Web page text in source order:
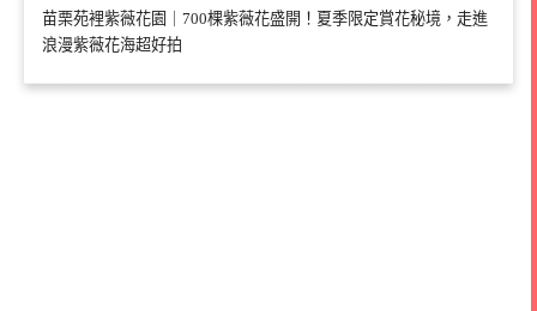
苗栗苑裡紫薇花園｜700棵紫薇花盛開！夏季限定賞花秘境，走進
浪漫紫薇花海超好拍